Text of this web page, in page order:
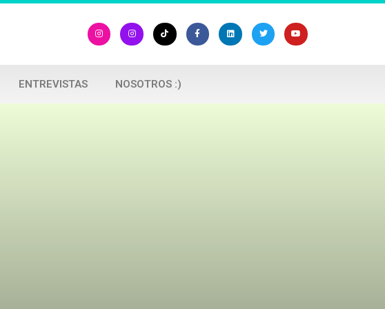
ENTREVISTAS NOSOTROS :)